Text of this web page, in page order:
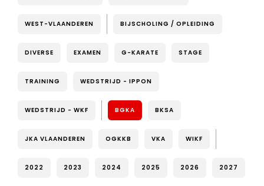
WEST-VLAANDEREN BIJSCHOLING / OPLEIDING
DIVERSE EXAMEN G-KARATE STAGE
TRAINING WEDSTRIJD - IPPON
WEDSTRIJD - WKF BGKA BKSA
JKA VLAANDEREN OGKKB VKA WIKF
2022 2023 2024 2025 2026 2027